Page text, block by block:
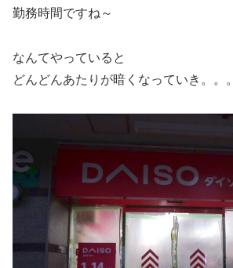
勤務時間ですね～
なんてやっていると
どんどんあたりが暗くなっていき。。。